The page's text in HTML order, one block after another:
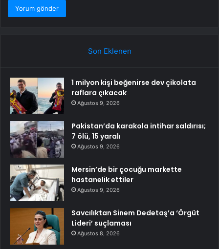
Son Eklenen
1 milyon kişi beğenirse dev çikolata
raflara çıkacak
Ağustos 9, 2026
Pakistan’da karakola intihar saldırısı;
7 ölü, 15 yaralı
Ağustos 9, 2026
Mersin’de bir çocuğu markette
hastanelik ettiler
Ağustos 9, 2026
Savcılıktan Sinem Dedetaş’a ‘Örgüt
Lideri’ suçlaması
Ağustos 8, 2026